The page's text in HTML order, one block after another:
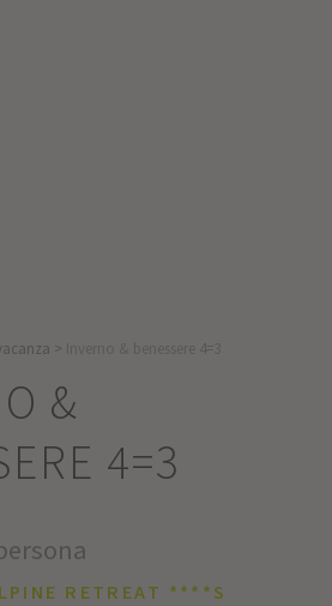
>
&
4=3
RETREAT ****S